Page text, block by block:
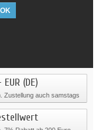
(DE)
Zustellung auch samstags